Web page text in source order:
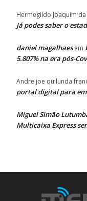
Hermegildo Joaquim da
Já podes saber o
daniel magalhaesem
5.807% na era pós-
Andre joe quilunda
portal digital para
Miguel Simão
Multicaixa Express